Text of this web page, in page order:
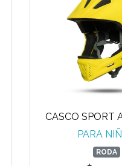
CASCO SPORT
PARA
RODA